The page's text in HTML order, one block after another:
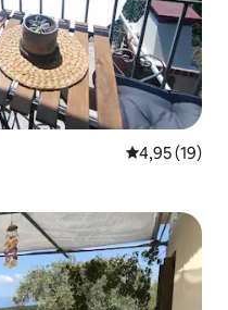
4,95 av 5 i
4,95 (19)